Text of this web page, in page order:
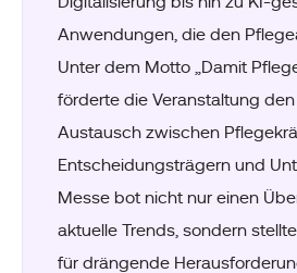
Anwendungen, die den
Unter dem Motto „Damit
förderte die Veranstaltung
Austausch zwischen
Entscheidungsträgern und
Messe bot nicht nur einen
aktuelle Trends, sondern
für drängende